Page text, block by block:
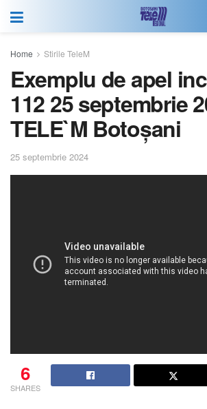
Home Stirile TeleM
Exemplu de apel
112 25 septembrie
TELE`M Botoșani
25 septembrie 2024
6
SHARES